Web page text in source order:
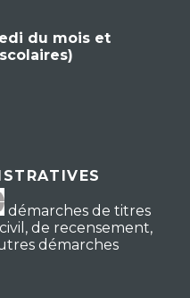
du mois et
démarches de titres
de recensement,
démarches